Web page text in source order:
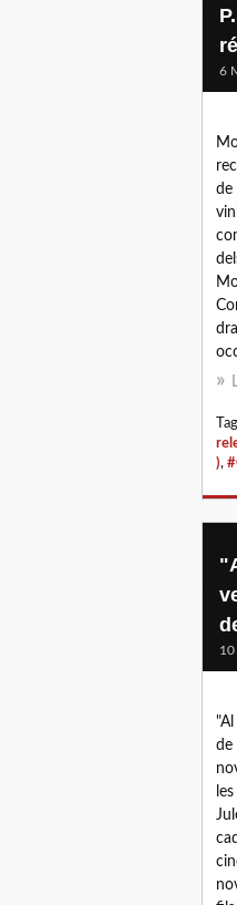
6
de
),
10
de